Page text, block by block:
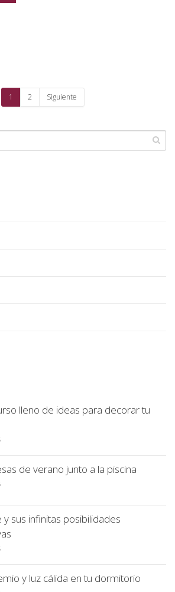
1 2 Siguiente
lleno de ideas para decorar tu
de verano junto a la piscina
y sus infinitas posibilidades
y luz cálida en tu dormitorio